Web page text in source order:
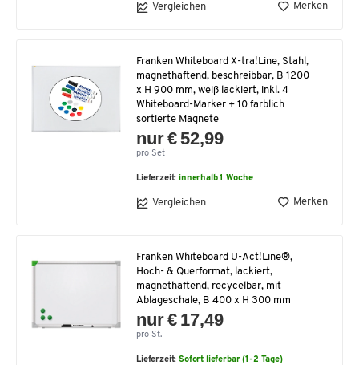
Vergleichen Merken
Franken Whiteboard X-tra!Line, Stahl,
magnethaftend, beschreibbar, B 1200
x H 900 mm, weiß lackiert, inkl. 4
Whiteboard-Marker + 10 farblich
sortierte Magnete
nur € 52,99
pro Set
Lieferzeit:innerhalb 1 Woche
Vergleichen Merken
Franken Whiteboard U-Act!Line®,
Hoch- & Querformat, lackiert,
magnethaftend, recycelbar, mit
Ablageschale, B 400 x H 300 mm
nur € 17,49
pro St.
Lieferzeit:Sofort lieferbar (1-2 Tage)